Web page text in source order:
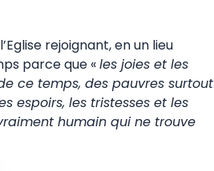
rejoignant, en un lieu
parce que «les joies et les
ce temps, des pauvres surtout
espoirs, les tristesses et les
humain qui ne trouve